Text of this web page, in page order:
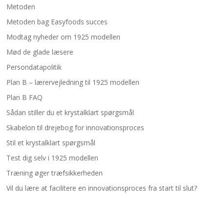
Metoden
Metoden bag Easyfoods succes
Modtag nyheder om 1925 modellen
Mød de glade læsere
Persondatapolitik
Plan B – lærervejledning til 1925 modellen
Plan B FAQ
Sådan stiller du et krystalklart spørgsmål
Skabelon til drejebog for innovationsproces
Stil et krystalklart spørgsmål
Test dig selv i 1925 modellen
Træning øger træfsikkerheden
Vil du lære at facilitere en innovationsproces fra start til slut?